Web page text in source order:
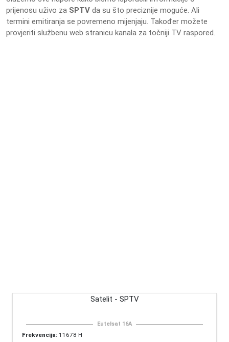
prijenosu uživo za SPTV da su što preciznije moguće. Ali
termini emitiranja se povremeno mijenjaju. Također možete
provjeriti službenu web stranicu kanala za točniji TV raspored.
Satelit - SPTV
Eutelsat 16A
Frekvencija: 11678 H